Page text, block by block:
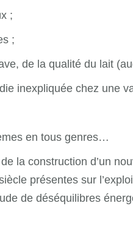
;
;
de la qualité du lait
inexpliquée chez une
en tous genres…
la construction d’un
présentes sur
de déséquilibres